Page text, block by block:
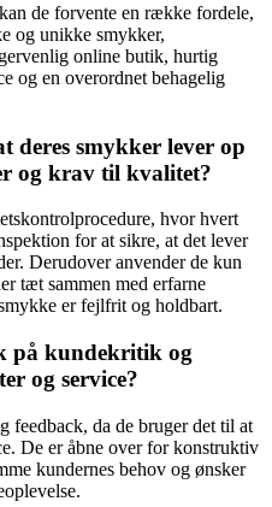
de forvente en række fordele,
og unikke smykker,
online butik, hurtig
og en overordnet behagelig
deres smykker lever op
og krav til kvalitet?
hvor hvert
for at sikre, at det lever
Derudover anvender de kun
tæt sammen med erfarne
er fejlfrit og holdbart.
på kundekritik og
og service?
da de bruger det til at
De er åbne over for konstruktiv
kundernes behov og ønsker